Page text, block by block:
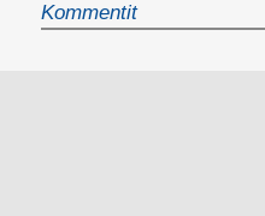
Kommentit